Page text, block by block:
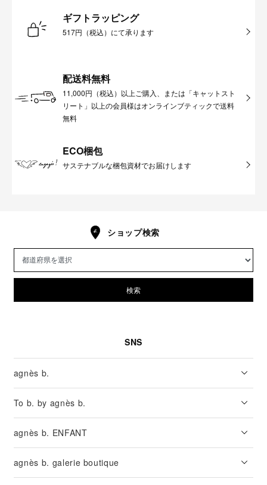
ギフトラッピング
517円（税込）にて承ります
配送料無料
11,000円（税込）以上ご購入、または「キャットスト
リート」以上の会員様はオンラインブティックで送料
無料
ECO梱包
サステナブルな梱包資材でお届けします
ショップ検索
検索
SNS
agnès b.
To b. by agnès b.
agnès b. ENFANT
agnès b. galerie boutique